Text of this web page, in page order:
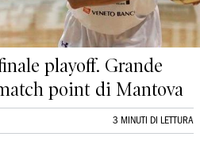
playoff. Grande
point di Mantova
3 MINUTI DI LETTURA